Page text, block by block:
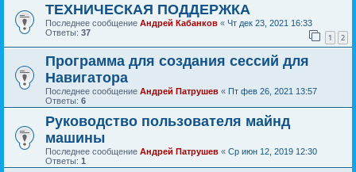
ТЕХНИЧЕСКАЯ ПОДДЕРЖКА
Последнее сообщение Андрей Кабанков « Чт дек 23, 2021 16:33
Ответы: 37 1 2
Программа для создания сессий для
Навигатора
Последнее сообщение Андрей Патрушев « Пт фев 26, 2021 13:57
Ответы: 6
Руководство пользователя майнд
машины
Последнее сообщение Андрей Патрушев « Ср июн 12, 2019 12:30
Ответы: 1